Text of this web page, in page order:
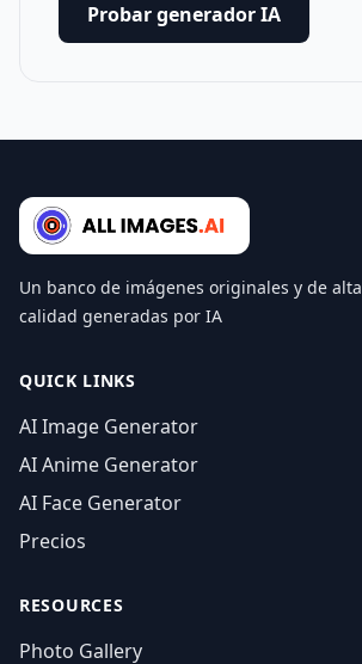
Probar generador IA
Un banco de imágenes originales y de alta
calidad generadas por IA
QUICK LINKS
AI Image Generator
AI Anime Generator
AI Face Generator
Precios
RESOURCES
Photo Gallery